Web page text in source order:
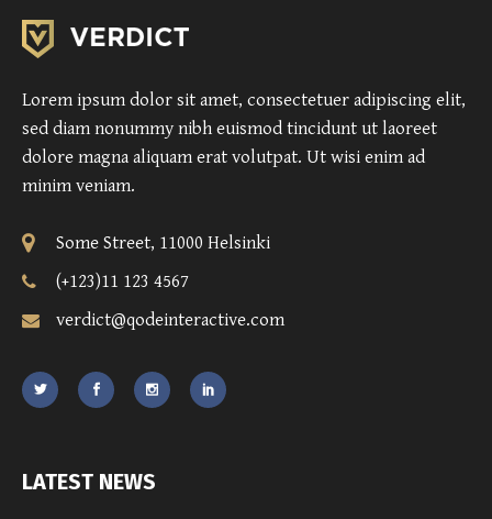
Lorem ipsum dolor sit amet, consectetuer adipiscing elit,
sed diam nonummy nibh euismod tincidunt ut laoreet
dolore magna aliquam erat volutpat. Ut wisi enim ad
minim veniam.
Some Street, 11000 Helsinki
(+123)11 123 4567
verdict@qodeinteractive.com
LATEST NEWS